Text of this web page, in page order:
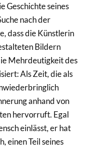
Geschichte seines
nach der
dass die Künstlerin
Bildern
Mehrdeutigkeit des
Als Zeit, die als
anhand von
hervorruft. Egal
einlässt, er hat
einen Teil seines